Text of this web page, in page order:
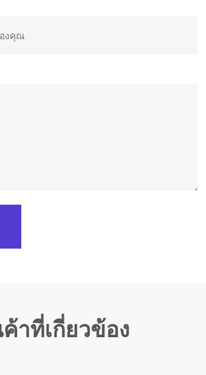
าที่เกี่ยวข้อง